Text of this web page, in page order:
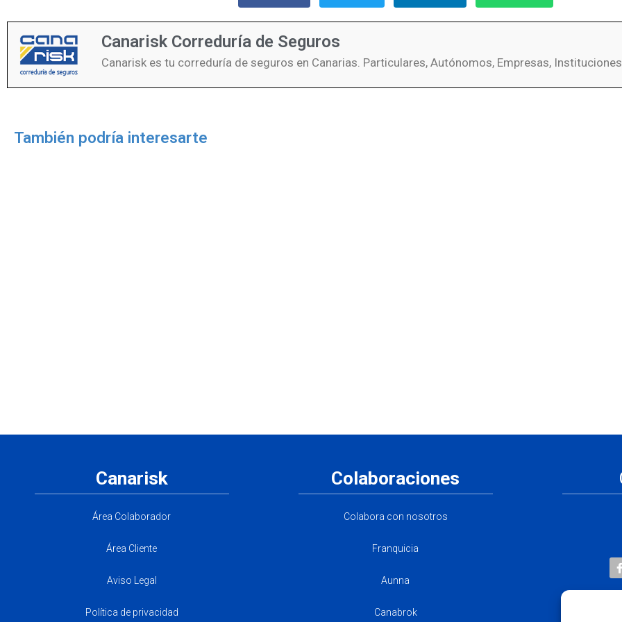
Canarisk Correduría de Seguros
Canarisk es tu correduría de seguros en Canarias. Particulares, Autónomos, Empresas,
También podría interesarte
Canarisk
Área Colaborador
Área Cliente
Aviso Legal
Política de privacidad
Colaboraciones
Colabora con nosotros
Franquicia
Aunna
Canabrok